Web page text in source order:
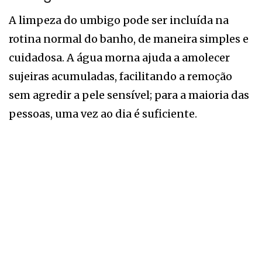
A limpeza do umbigo pode ser incluída na
rotina normal do banho, de maneira simples e
cuidadosa. A água morna ajuda a amolecer
sujeiras acumuladas, facilitando a remoção
sem agredir a pele sensível; para a maioria das
pessoas, uma vez ao dia é suficiente.